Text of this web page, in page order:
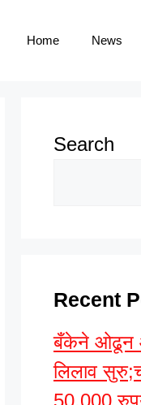
Home News
Search
Recent
बँकेने ओढून
लिलाव
50,000